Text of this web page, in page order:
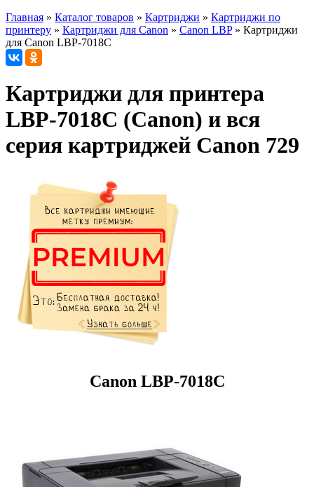
Главная » Каталог товаров » Картриджи » Картриджи по
принтеру » Картриджи для Canon » Canon LBP» Картриджи
для Canon LBP-7018C
Картриджи для принтера
LBP-7018C (Canon) и вся
серия картриджей Canon 729
Canon LBP-7018C